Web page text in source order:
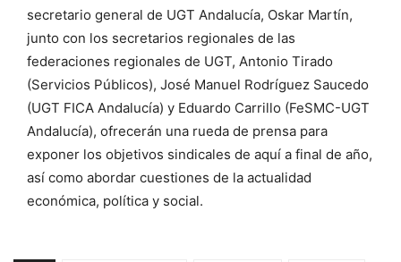
secretario general de UGT Andalucía, Oskar Martín,
junto con los secretarios regionales de las
federaciones regionales de UGT, Antonio Tirado
(Servicios Públicos), José Manuel Rodríguez Saucedo
(UGT FICA Andalucía) y Eduardo Carrillo (FeSMC-UGT
Andalucía), ofrecerán una rueda de prensa para
exponer los objetivos sindicales de aquí a final de año,
así como abordar cuestiones de la actualidad
económica, política y social.